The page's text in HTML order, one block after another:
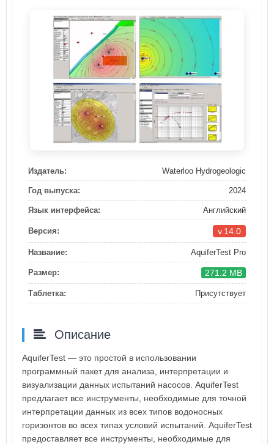
Издатель: Waterloo Hydrogeologic
Год выпуска: 2024
Язык интерфейса: Английский
Версия: v.14.0
Название: AquiferTest Pro
Размер: 271.2 MB
Таблетка: Присутствует
Описание
AquiferTest — это простой в использовании
программный пакет для анализа, интерпретации и
визуализации данных испытаний насосов. AquiferTest
предлагает все инструменты, необходимые для точной
интерпретации данных из всех типов водоносных
горизонтов во всех типах условий испытаний. AquiferTest
предоставляет все инструменты, необходимые для